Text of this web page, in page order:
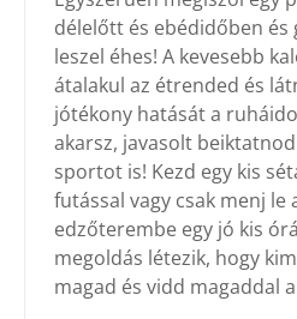
délelőtt és ebédidőben és
leszel éhes! A kevesebb
átalakul az étrended és
jótékony hatását a
akarsz, javasolt
sportot is! Kezd egy kis
futással vagy csak menj le
edzőterembe egy jó kis
megoldás létezik, hogy
magad és vidd magaddal